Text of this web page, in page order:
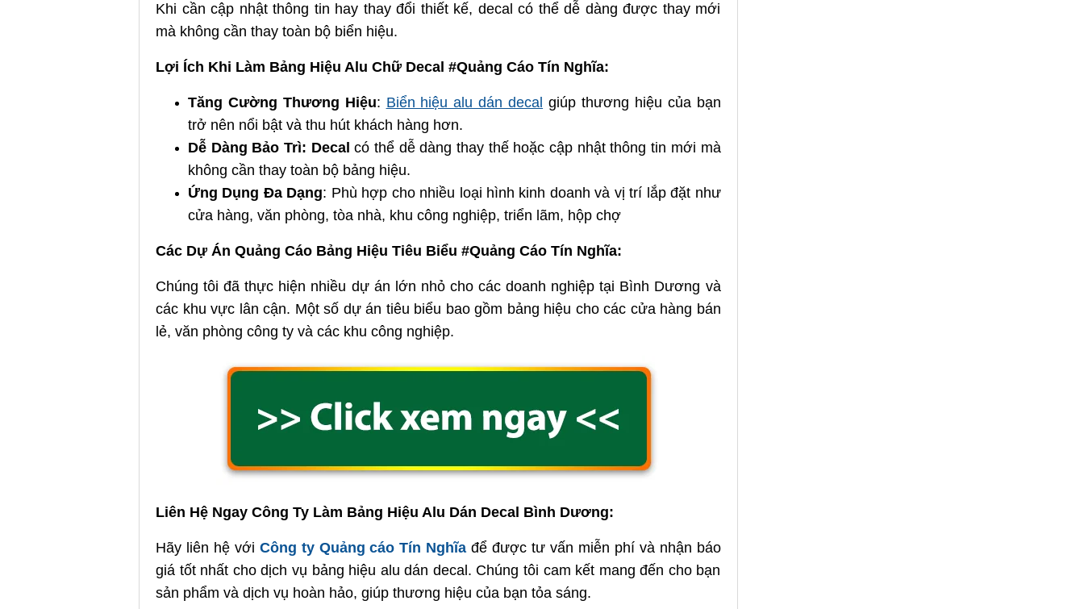
Khi cần cập nhật thông tin hay thay đổi thiết kế, decal có thể dễ dàng được thay mới
mà không cần thay toàn bộ biển hiệu.
Lợi Ích Khi Làm Bảng Hiệu Alu Chữ Decal #Quảng Cáo Tín Nghĩa:
Tăng Cường Thương Hiệu: Biển hiệu alu dán decal giúp thương hiệu của bạn
trở nên nổi bật và thu hút khách hàng hơn.
Dễ Dàng Bảo Trì: Decal có thể dễ dàng thay thế hoặc cập nhật thông tin mới mà
không cần thay toàn bộ bảng hiệu.
Ứng Dụng Đa Dạng: Phù hợp cho nhiều loại hình kinh doanh và vị trí lắp đặt như
cửa hàng, văn phòng, tòa nhà, khu công nghiệp, triển lãm, hộp chợ
Các Dự Án Quảng Cáo Bảng Hiệu Tiêu Biểu #Quảng Cáo Tín Nghĩa:
Chúng tôi đã thực hiện nhiều dự án lớn nhỏ cho các doanh nghiệp tại Bình Dương và
các khu vực lân cận. Một số dự án tiêu biểu bao gồm bảng hiệu cho các cửa hàng bán
lẻ, văn phòng công ty và các khu công nghiệp.
Liên Hệ Ngay Công Ty Làm Bảng Hiệu Alu Dán Decal Bình Dương:
Hãy liên hệ với Công ty Quảng cáo Tín Nghĩa để được tư vấn miễn phí và nhận báo
giá tốt nhất cho dịch vụ bảng hiệu alu dán decal. Chúng tôi cam kết mang đến cho bạn
sản phẩm và dịch vụ hoàn hảo, giúp thương hiệu của bạn tỏa sáng.